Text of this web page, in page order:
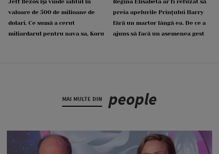
valoare de 500 de milioane de
dolari. Ce sumă a cerut
miliardarul pentru nava sa, Koru
preia apelurile Prințului Harry
fără un martor lângă ea. De ce a
ajuns să facă un asemenea gest
MAI MULTE DIN people